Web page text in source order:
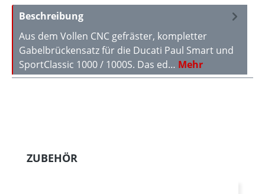
Beschreibung
Aus dem Vollen CNC gefräster, kompletter
Gabelbrückensatz für die Ducati Paul Smart und
SportClassic 1000 / 1000S. Das ed… Mehr
Produktgalerie überspringen
ZUBEHÖR